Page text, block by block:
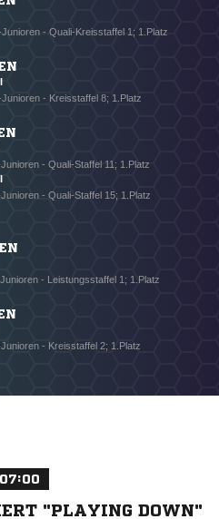
- Quali-Kreisstaffel 1; 1.Platz
- Kreisstaffel 8; 1.Platz
- Quali-Staffel 11; 1.Platz
- Quali-Staffel 15; 1.Platz
- Leistungsstaffel 1; 1.Platz
- Kreisstaffel 2; 1.Platz
"PLAYING DOWN"